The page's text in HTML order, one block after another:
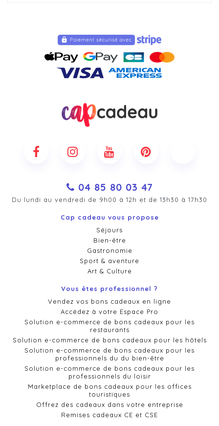
04 85 80 03 47
Du lundi au vendredi de 9h00 à 12h et de 13h30 à 17h30
Cap cadeau vous propose
Séjours
Bien-être
Gastronomie
Sport & aventure
Art & Culture
Vous êtes professionnel ?
Vendez vos bons cadeaux en ligne
Accédez à votre Espace Pro
Solution e-commerce de bons cadeaux pour les
restaurants
Solution e-commerce de bons cadeaux pour les hôtels
Solution e-commerce de bons cadeaux pour les
professionnels du du bien-être
Solution e-commerce de bons cadeaux pour les
professionnels du loisir
Marketplace de bons cadeaux pour les offices
touristiques
Offrez des cadeaux dans votre entreprise
Remises cadeaux CE et CSE